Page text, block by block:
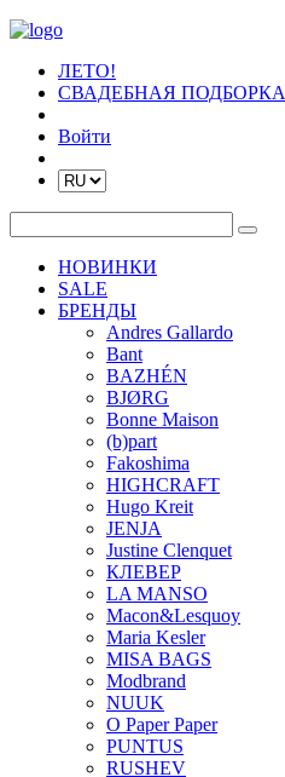
ЛЕТО!
СВАДЕБНАЯ ПОДБОРКА
Войти
НОВИНКИ
SALE
БРЕНДЫ
Andres Gallardo
Bant
BAZHÉN
BJØRG
Bonne Maison
(b)part
Fakoshima
HIGHCRAFT
Hugo Kreit
JENJA
Justine Clenquet
КЛЕВЕР
LA MANSO
Macon&Lesquoy
Maria Kesler
MISA BAGS
Modbrand
NUUK
O Paper Paper
PUNTUS
RUSHEV